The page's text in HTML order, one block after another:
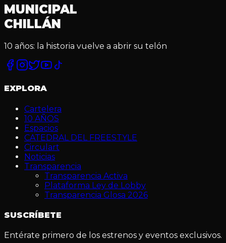
MUNICIPAL
CHILLÁN
10 años: la historia vuelve a abrir su telón
Facebook
Instagram
Twitter
YouTube
TikTok
EXPLORA
Cartelera
10 AÑOS
Espacios
CATEDRAL DEL FREESTYLE
Circulart
Noticias
Transparencia
Transparencia Activa
Plataforma Ley de Lobby
Transparencia Glosa 2026
SUSCRÍBETE
Entérate primero de los estrenos y eventos exclusivos.